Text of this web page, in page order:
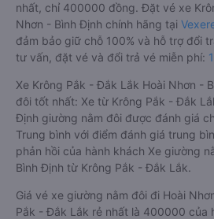
nhất, chỉ 400000 đồng. Đặt vé xe
Nhơn - Bình Định chính hãng tại
đảm bảo giữ chỗ 100% và hỗ trợ đổi
tư vấn, đặt vé và đổi trả vé miễn phí:
Xe Krông Pắk - Đắk Lắk Hoài Nhơn -
đôi tốt nhất: Xe từ Krông Pắk - Đắk
Định giường nằm đôi được đánh giá
Trung bình với điểm đánh giá trung
phản hồi của hành khách Xe giường
Bình Định từ Krông Pắk - Đắk Lắk.
Giá vé xe giường nằm đôi đi Hoài
Pắk - Đắk Lắk rẻ nhất là 400000 của